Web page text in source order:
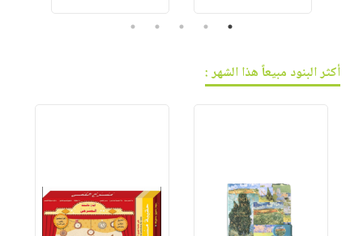
1
2
3
4
5
أكثر البنود مبيعاً هذا الشهر :